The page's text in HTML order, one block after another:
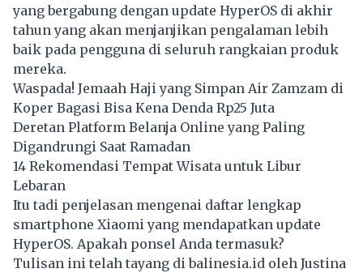
yang bergabung dengan update HyperOS di akhir
tahun yang akan menjanjikan pengalaman lebih
baik pada pengguna di seluruh rangkaian produk
mereka.
Waspada! Jemaah Haji yang Simpan Air Zamzam di
Koper Bagasi Bisa Kena Denda Rp25 Juta
Deretan Platform Belanja Online yang Paling
Digandrungi Saat Ramadan
14 Rekomendasi Tempat Wisata untuk Libur
Lebaran
Itu tadi penjelasan mengenai daftar lengkap
smartphone Xiaomi yang mendapatkan update
HyperOS. Apakah ponsel Anda termasuk?
Tulisan ini telah tayang dibalinesia.id oleh Justina